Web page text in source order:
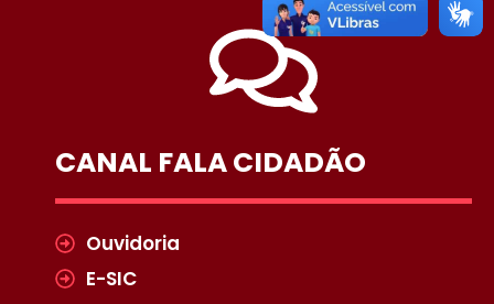
CANAL FALA CIDADÃO
Ouvidoria
E-SIC